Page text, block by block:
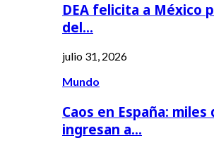
DEA felicita a México
del…
julio 31, 2026
Mundo
Caos en España:
ingresan a…